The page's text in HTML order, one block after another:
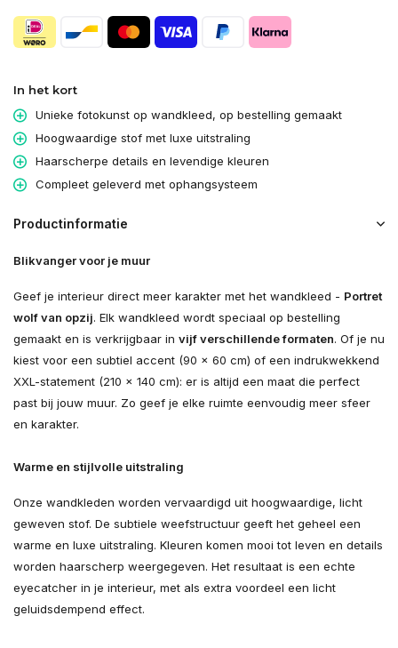
In het kort
Unieke fotokunst op wandkleed, op bestelling gemaakt
Hoogwaardige stof met luxe uitstraling
Haarscherpe details en levendige kleuren
Compleet geleverd met ophangsysteem
Productinformatie
Blikvanger voor je muur
Geef je interieur direct meer karakter met het wandkleed - Portret
wolf van opzij. Elk wandkleed wordt speciaal op bestelling
gemaakt en is verkrijgbaar in vijf verschillende formaten. Of je nu
kiest voor een subtiel accent (90 × 60 cm) of een indrukwekkend
XXL-statement (210 × 140 cm): er is altijd een maat die perfect
past bij jouw muur. Zo geef je elke ruimte eenvoudig meer sfeer
en karakter.
Warme en stijlvolle uitstraling
Onze wandkleden worden vervaardigd uit hoogwaardige, licht
geweven stof. De subtiele weefstructuur geeft het geheel een
warme en luxe uitstraling. Kleuren komen mooi tot leven en details
worden haarscherp weergegeven. Het resultaat is een echte
eyecatcher in je interieur, met als extra voordeel een licht
geluidsdempend effect.